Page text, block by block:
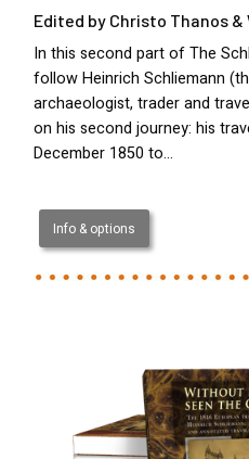
Edited by Christo Thanos &
In this second part of The
follow Heinrich Schliemann
archaeologist, trader and
on his second journey: his
December 1850 to…
Info & options